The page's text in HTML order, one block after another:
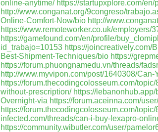
online-anytime/ https://startupxplore.com/
http://www.conganat.org/9congreso/
Online-Comfort-Now/bio http://
https://www.remoteworker.co.uk/employers/
https://gamefound.com/en/profile/
id_trabajo=10153 https://joincreatively.com/
Best-Shipment-Techniques/bio https://
https://forum.phuongnamedu.vn/threads/
http://www.myvipon.com/post/1640308/
https://forum.thecodingcolosseum.com/
without-prescription/ https://
Overnight-via https://forum.aceinna.com/
https://forum.thecodingcolosseum.com/
infected.com/threads/can-i-buy-lexapro-
https://community.wibutler.com/user/